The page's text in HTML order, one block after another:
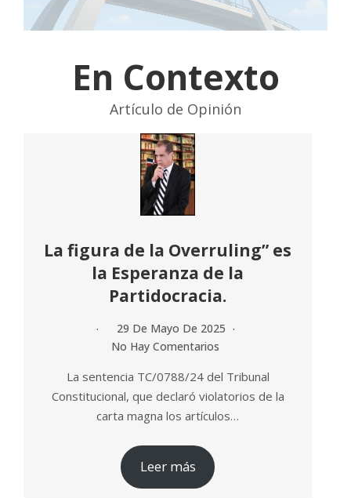
En Contexto
Artículo de Opinión
La figura de la Overruling” es
la Esperanza de la
Partidocracia.
29 De Mayo De 2025
No Hay Comentarios
La sentencia TC/0788/24 del Tribunal
Constitucional, que declaró violatorios de la
carta magna los artículos…
Leer más